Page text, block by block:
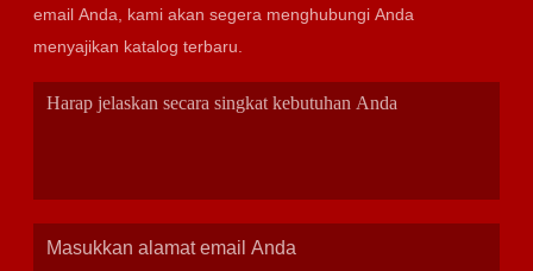
email Anda, kami akan segera menghubungi Anda
menyajikan katalog terbaru.